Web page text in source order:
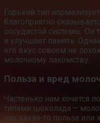
Горький тип
благоприятно
сосудистой системы. Он
и улучшает память.
его вкус совсем не
молочному лакомству.
Польза и вред
Частенько нам хочется
типами шоколада –
них какая-то польза